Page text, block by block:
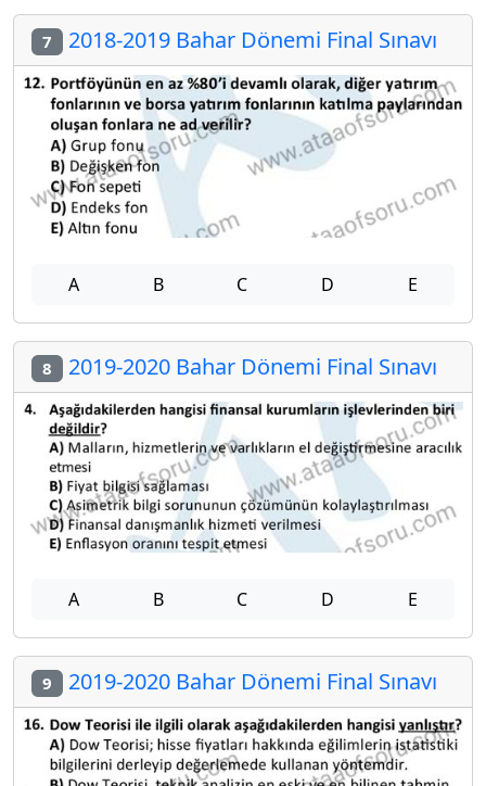
7 2018-2019 Bahar Dönemi Final Sınavı
A B C D E
8 2019-2020 Bahar Dönemi Final Sınavı
A B C D E
9 2019-2020 Bahar Dönemi Final Sınavı